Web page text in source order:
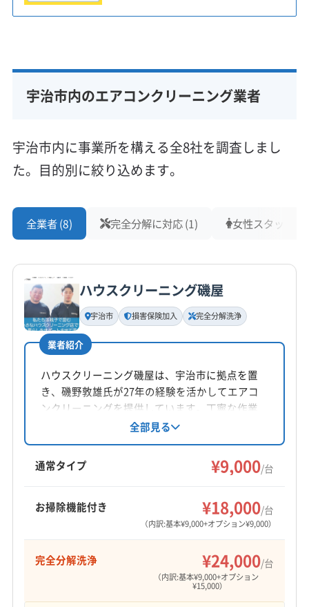
宇治市内のエアコンクリーニング業者
宇治市内に事業所を構える全8社を調査しまし
た。目的別に絞り込めます。
全業者 (8) 完全分解に対応 (1) 女性スタッフ在
ハウスクリーニング磯屋
宇治市 損害保険加入 完全分解洗浄
業者紹介
ハウスクリーニング磯屋は、宇治市に拠点を置
き、磯野敦雄氏が27年の経験を活かしてエアコ
ンクリーニングを提供しています。丁寧な作業
と安心の損害保険加入が特徴。防カビ・抗菌コ
ートやペットへの配慮も強みです。家庭用エア
コンに加え、お掃除機能付きエアコンにも対
応。独自の消臭コートで爽やかな香りを提供し
全部見る
通常タイプ ¥9,000/台
お掃除機能付き ¥18,000/台
（内訳:基本¥9,000+オプション¥9,000）
完全分解洗浄 ¥24,000/台
（内訳:基本¥9,000+オプション
¥15,000）